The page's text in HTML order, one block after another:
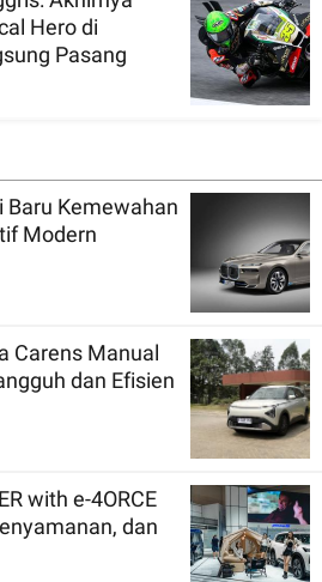
Hero di
Pasang
Baru Kemewahan
Modern
Carens Manual
dan Efisien
with e-4ORCE
dan